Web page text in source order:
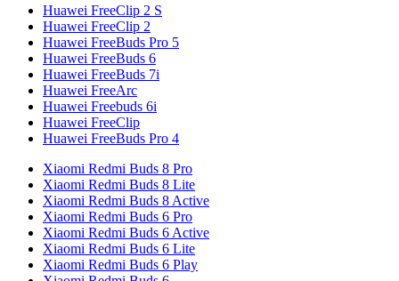
Huawei FreeClip 2 S
Huawei FreeClip 2
Huawei FreeBuds Pro 5
Huawei FreeBuds 6
Huawei FreeBuds 7i
Huawei FreeArc
Huawei Freebuds 6i
Huawei FreeClip
Huawei FreeBuds Pro 4
Xiaomi Redmi Buds 8 Pro
Xiaomi Redmi Buds 8 Lite
Xiaomi Redmi Buds 8 Active
Xiaomi Redmi Buds 6 Pro
Xiaomi Redmi Buds 6 Active
Xiaomi Redmi Buds 6 Lite
Xiaomi Redmi Buds 6 Play